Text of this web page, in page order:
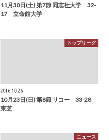
11月30日(土) 第7節 同志社大学 32-
17 立命館大学
トップリーグ
2016.10.26
10月23日(日) 第8節 リコー 33-28
東芝
ニュース